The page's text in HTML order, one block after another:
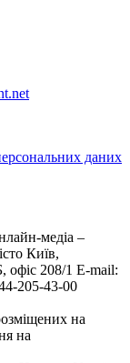
даних
медіа –
Київ,
208/1 E-mail:
205-43-00
на
на